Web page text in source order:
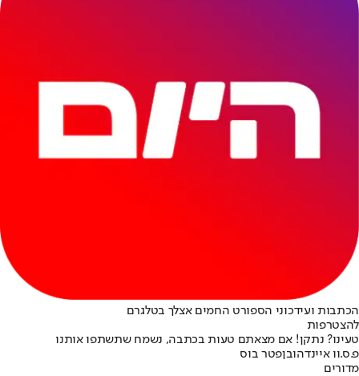
הכתבות ועידכוני הספורט החמים אצלך בטלגרם
להצטרפות
טעינו? נתקן! אם מצאתם טעות בכתבה, נשמח שתשתפו אותנו
פ.ס.וו איינדהובןפטר בוס
מדורים